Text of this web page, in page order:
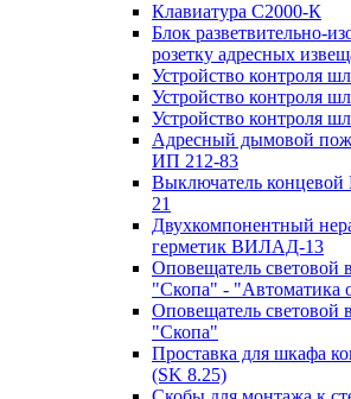
Клавиатура С2000-К
Блок разветвительно-
розетку адресных
Устройство контроля
Устройство контроля
Устройство контроля
Адресный дымовой
ИП 212-83
Выключатель
21
Двухкомпонентный
герметик ВИЛАД-13
Оповещатель
"Скопа" - "Автоматика
Оповещатель
"Скопа"
Проставка для шкафа
(SK 8.25)